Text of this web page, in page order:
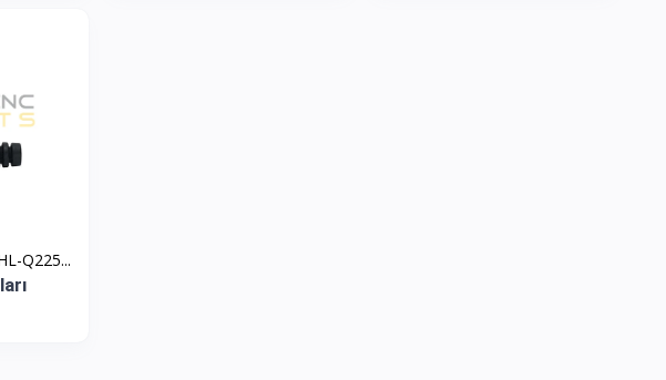
SWITCH SHL-Q225...